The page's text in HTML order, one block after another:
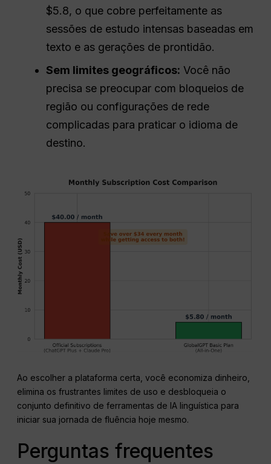
$5.8, o que cobre perfeitamente as
sessões de estudo intensas baseadas em
texto e as gerações de prontidão.
Sem limites geográficos: Você não
precisa se preocupar com bloqueios de
região ou configurações de rede
complicadas para praticar o idioma de
destino.
Ao escolher a plataforma certa, você economiza dinheiro,
elimina os frustrantes limites de uso e desbloqueia o
conjunto definitivo de ferramentas de IA linguística para
iniciar sua jornada de fluência hoje mesmo.
Perguntas frequentes